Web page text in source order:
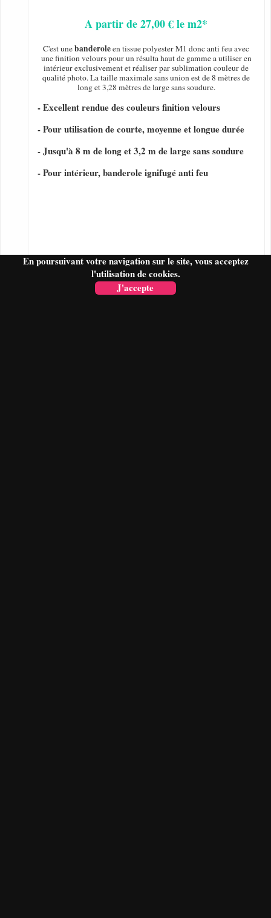
En poursuivant votre navigation sur le site, vous acceptez
l'utilisation de cookies.
J'accepte
A partir de 27,00 € le m2*
C'est unebanderoleen tissue polyester M1 donc anti feu avec
une finition velours pour un résulta haut de gamme a utiliser en
intérieur exclusivement et réaliser par sublimation couleur de
qualité photo. La taille maximale sans union est de 8 mètres de
long et 3,28 mètres de large sans soudure.
- Excellent rendue des couleurs finition velours
- Pour utilisation de courte, moyenne et longue durée
- Jusqu'à 8 m de long et 3,2 m de large sans soudure
- Pour intérieur, banderole ignifugé anti feu